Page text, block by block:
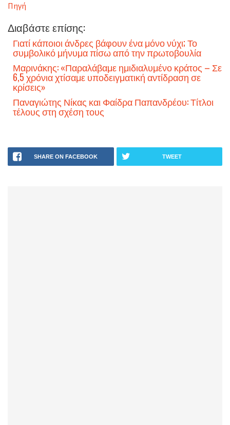
Πηγή
Διαβάστε επίσης:
Γιατί κάποιοι άνδρες βάφουν ένα μόνο νύχι; Το
συμβολικό μήνυμα πίσω από την πρωτοβουλία
Μαρινάκης: «Παραλάβαμε ημιδιαλυμένο κράτος – Σε
6,5 χρόνια χτίσαμε υποδειγματική αντίδραση σε
κρίσεις»
Παναγιώτης Νίκας και Φαίδρα Παπανδρέου: Τίτλοι
τέλους στη σχέση τους
SHARE ON FACEBOOK TWEET